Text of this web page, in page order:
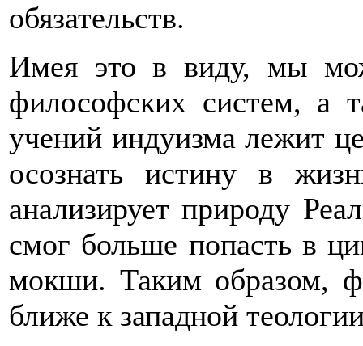
обязательств.
Имея это в виду, мы
философских систем, а
учений индуизма лежит
осознать истину в
анализирует природу
смог больше попасть в
мокши. Таким образом,
ближе к западной